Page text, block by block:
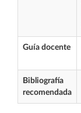
Guía docente
Bibliografía
recomendada